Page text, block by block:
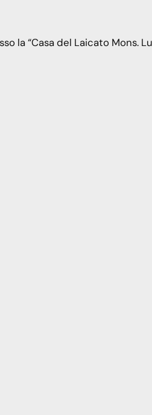
la “Casa del Laicato Mons.